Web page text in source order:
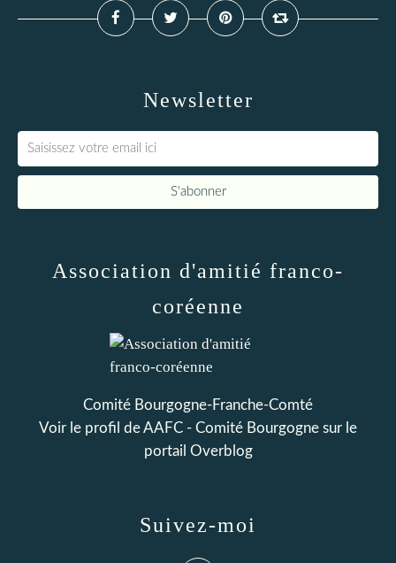
Newsletter
Association d'amitié franco-
coréenne
Comité Bourgogne-Franche-Comté
Voir le profil deAAFC - Comité Bourgogne sur le
portail Overblog
Suivez-moi